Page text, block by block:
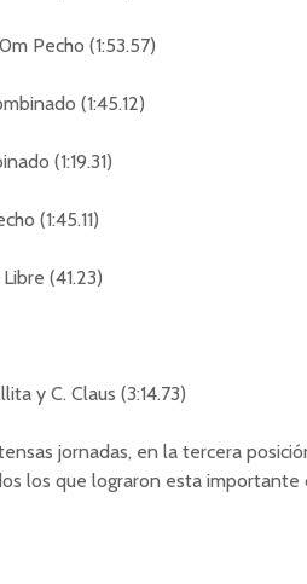
Pecho (1:53.57)
(1:45.12)
(1:19.31)
(1:45.11)
(41.23)
y C. Claus (3:14.73)
jornadas, en la tercera
los que lograron esta importante